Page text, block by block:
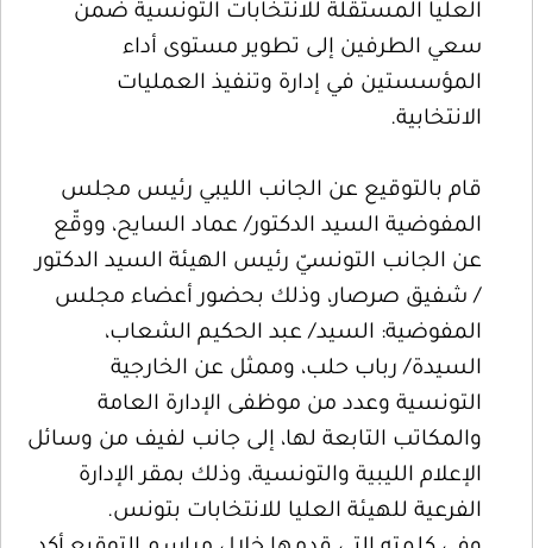
العليا المستقلة للانتخابات التونسية ضمن
سعي الطرفين إلى تطوير مستوى أداء
المؤسستين في إدارة وتنفيذ العمليات
الانتخابية.
قام بالتوقيع عن الجانب الليبي رئيس مجلس
المفوضية السيد الدكتور/ عماد السايح، ووقّع
عن الجانب التونسيّ رئيس الهيئة السيد الدكتور
/ شفيق صرصار، وذلك بحضور أعضاء مجلس
المفوضية: السيد/ عبد الحكيم الشعاب،
السيدة/ رباب حلب، وممثل عن الخارجية
التونسية وعدد من موظفى الإدارة العامة
والمكاتب التابعة لها، إلى جانب لفيف من وسائل
الإعلام الليبية والتونسية، وذلك بمقر الإدارة
الفرعية للهيئة العليا للانتخابات بتونس.